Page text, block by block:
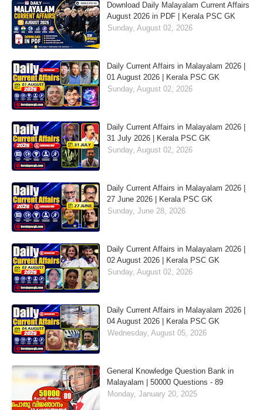
Download Daily Malayalam Current Affairs
August 2026 in PDF | Kerala PSC GK
Sunday, August 02, 2026
Daily Current Affairs in Malayalam 2026 |
01 August 2026 | Kerala PSC GK
Sunday, August 02, 2026
Daily Current Affairs in Malayalam 2026 |
31 July 2026 | Kerala PSC GK
Sunday, August 02, 2026
Daily Current Affairs in Malayalam 2026 |
27 June 2026 | Kerala PSC GK
Sunday, June 28, 2026
Daily Current Affairs in Malayalam 2026 |
02 August 2026 | Kerala PSC GK
Sunday, August 02, 2026
Daily Current Affairs in Malayalam 2026 |
04 August 2026 | Kerala PSC GK
Wednesday, August 05, 2026
General Knowledge Question Bank in
Malayalam | 50000 Questions - 89
Monday, January 20, 2025